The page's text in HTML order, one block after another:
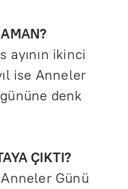
ayının ikinci
ise Anneler
denk
ÇIKTI?
Günü